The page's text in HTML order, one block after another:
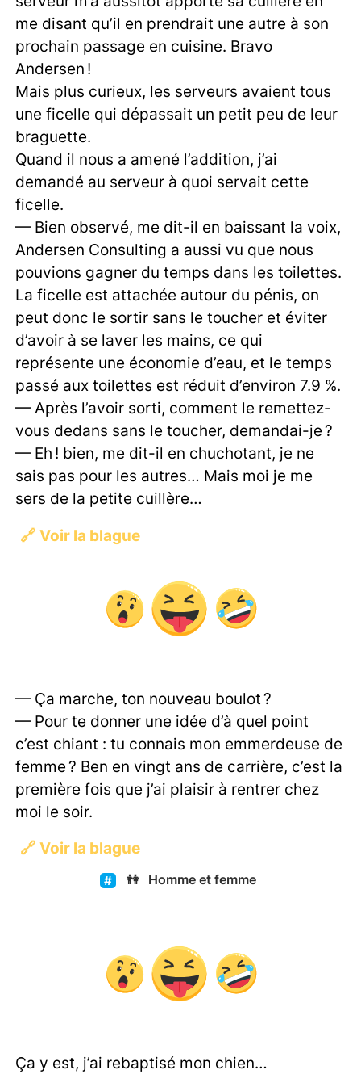
me disant qu’il en prendrait une autre à son
prochain passage en cuisine. Bravo
Andersen !
Mais plus curieux, les serveurs avaient tous
une ficelle qui dépassait un petit peu de leur
braguette.
Quand il nous a amené l’addition, j’ai
demandé au serveur à quoi servait cette
ficelle.
— Bien observé, me dit-il en baissant la voix,
Andersen Consulting a aussi vu que nous
pouvions gagner du temps dans les toilettes.
La ficelle est attachée autour du pénis, on
peut donc le sortir sans le toucher et éviter
d’avoir à se laver les mains, ce qui
représente une économie d’eau, et le temps
passé aux toilettes est réduit d’environ 7.9 %.
— Après l’avoir sorti, comment le remettez-
vous dedans sans le toucher, demandai-je ?
— Eh ! bien, me dit-il en chuchotant, je ne
sais pas pour les autres… Mais moi je me
sers de la petite cuillère…
🔗 Voir la blague
— Ça marche, ton nouveau boulot ?
— Pour te donner une idée d’à quel point
c’est chiant : tu connais mon emmerdeuse de
femme ? Ben en vingt ans de carrière, c’est la
première fois que j’ai plaisir à rentrer chez
moi le soir.
🔗 Voir la blague
👫 Homme et femme
Ça y est, j’ai rebaptisé mon chien…